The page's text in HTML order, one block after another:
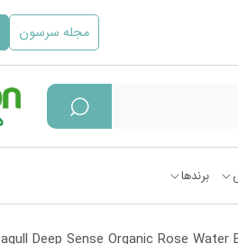
مجله سرسون
برندها